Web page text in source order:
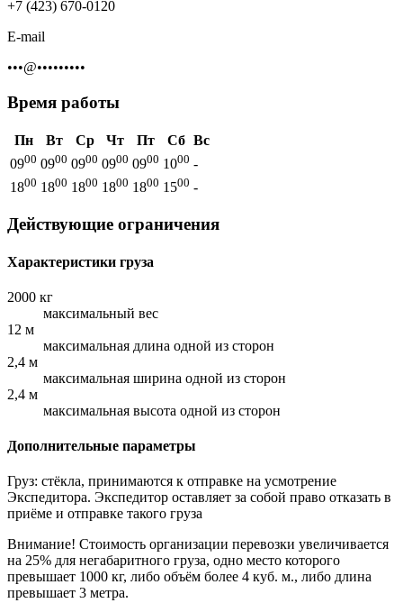
+7 (423) 670-0120
E-mail
•••@•••••••••
Время работы
Пн Вт Ср Чт Пт Сб Вс
0900 0900 0900 0900 0900 1000 -
1800 1800 1800 1800 1800 1500 -
Действующие ограничения
Характеристики груза
2000 кг
максимальный вес
12 м
максимальная длина одной из сторон
2,4 м
максимальная ширина одной из сторон
2,4 м
максимальная высота одной из сторон
Дополнительные параметры
Груз: стёкла, принимаются к отправке на усмотрение
Экспедитора. Экспедитор оставляет за собой право отказать в
приёме и отправке такого груза
Внимание! Стоимость организации перевозки увеличивается
на 25% для негабаритного груза, одно место которого
превышает 1000 кг, либо объём более 4 куб. м., либо длина
превышает 3 метра.